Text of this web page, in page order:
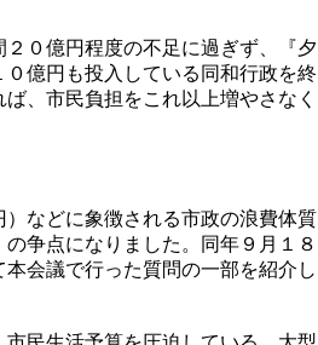
０億円程度の不足に過ぎず、『夕
億円も投入している同和行政を終
、市民負担をこれ以上増やさなく
などに象徴される市政の浪費体質
争点になりました。同年９月１８
会議で行った質問の一部を紹介し